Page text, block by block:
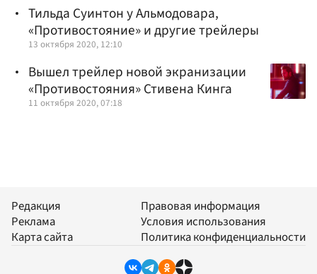
Тильда Суинтон у Альмодовара,
«Противостояние» и другие трейлеры
13 октября 2020, 12:10
Вышел трейлер новой экранизации
«Противостояния» Стивена Кинга
11 октября 2020, 07:18
Редакция
Реклама
Карта сайта
Правовая информация
Условия использования
Политика конфиденциальности